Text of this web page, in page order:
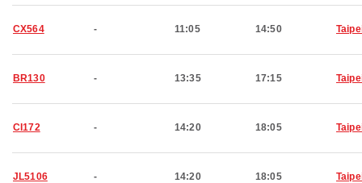
CX564 - 11:05 14:50
BR130 - 13:35 17:15
CI172 - 14:20 18:05
JL5106 - 14:20 18:05